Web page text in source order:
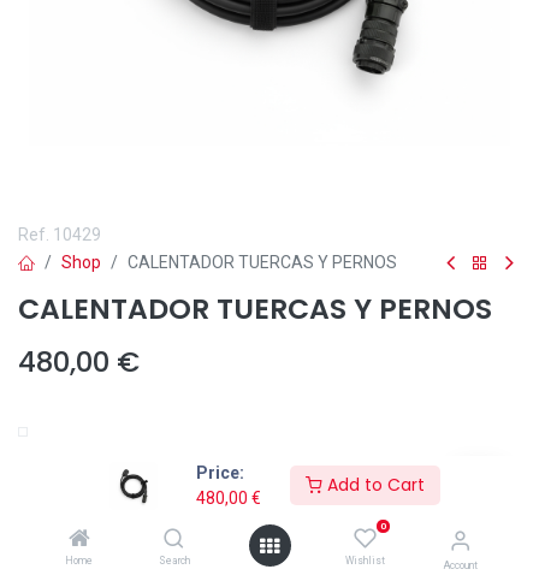
Price:
480,00 €
Add to Cart
Home Search
0
Wishlist Account
Ref. 10429
Shop
CALENTADOR TUERCAS Y PERNOS
CALENTADOR TUERCAS Y PERNOS
480,00 €
Añadir a lista de deseos
Calentador de tuercas y pernos, accesorio para el Solductor 4000.